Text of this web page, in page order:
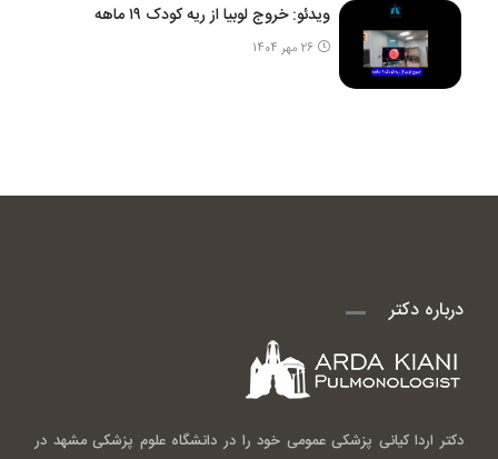
ویدئو: خروج لوبیا از ریه کودک ۱۹ ماهه
26 مهر 1404
درباره دکتر
دکتر اردا کیانی پزشکی عمومی خود را در دانشگاه علوم پزشکی مشهد در